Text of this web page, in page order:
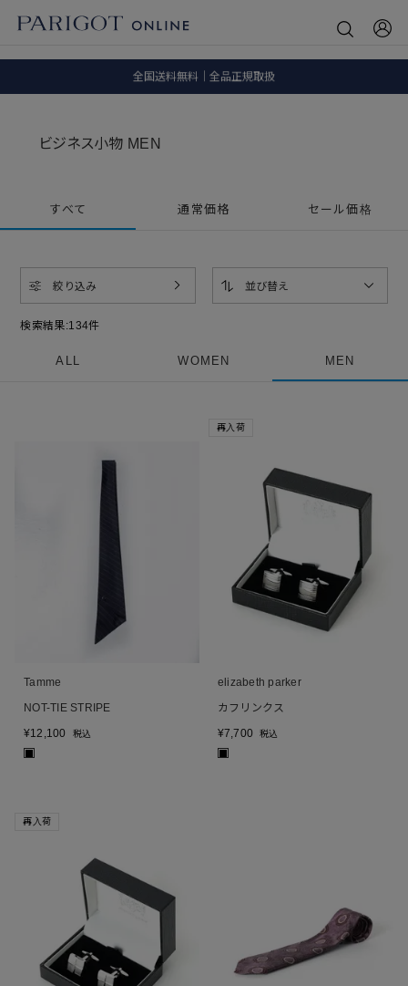
全国送料無料｜全品正規取扱
ビジネス小物 MEN
すべて 通常価格 セール価格
検索結果:134件
絞り込み 並び替え
ALL WOMEN MEN
Tamme
NOT-TIE STRIPE
¥12,100 税込
再入荷
elizabeth parker
カフリンクス
¥7,700 税込
再入荷